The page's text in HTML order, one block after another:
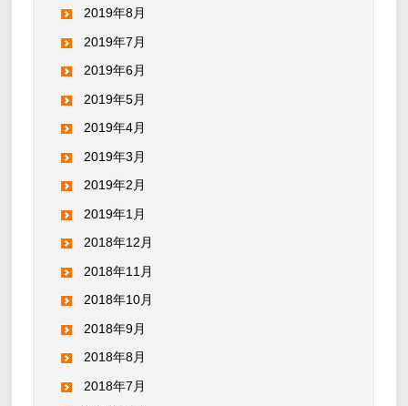
2019年8月
2019年7月
2019年6月
2019年5月
2019年4月
2019年3月
2019年2月
2019年1月
2018年12月
2018年11月
2018年10月
2018年9月
2018年8月
2018年7月